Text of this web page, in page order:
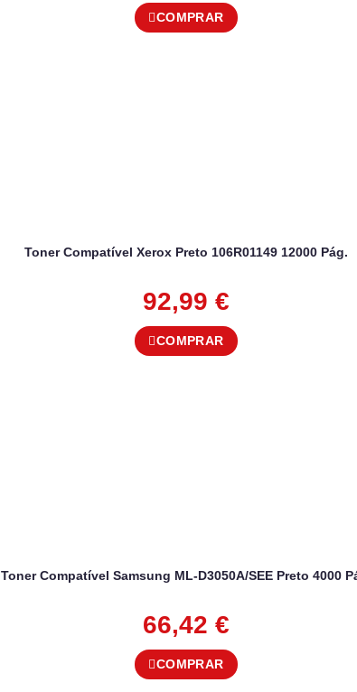
COMPRAR
Toner Compatível Xerox Preto 106R01149 12000 Pág.
92,99 €
COMPRAR
Toner Compatível Samsung ML-D3050A/SEE Preto 4000
66,42 €
COMPRAR